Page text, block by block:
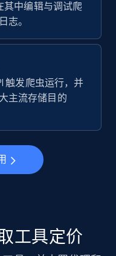
Followers,
and
注册使用
count, Is
account, Is
其中编辑与调试爬
志。
触发爬虫运行，并
主流存储目的
工具定价